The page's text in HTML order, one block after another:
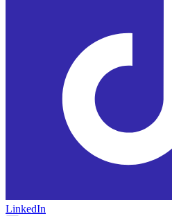
LinkedIn